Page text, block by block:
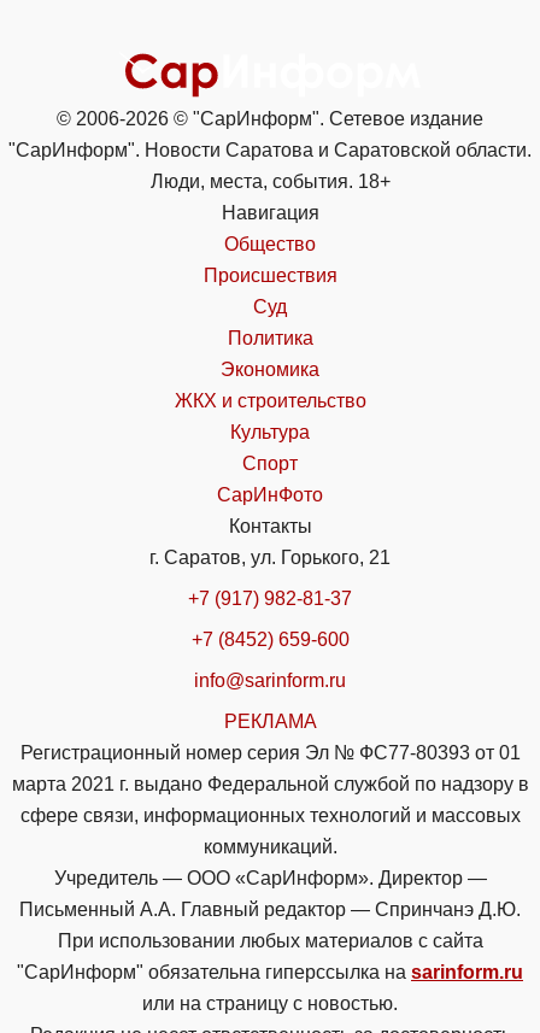
© 2006-2026 © "СарИнформ". Сетевое издание
"СарИнформ". Новости Саратова и Саратовской области.
Люди, места, события. 18+
Навигация
Общество
Происшествия
Суд
Политика
Экономика
ЖКХ и строительство
Культура
Спорт
СарИнФото
Контакты
г. Саратов, ул. Горького, 21
+7 (917) 982-81-37
+7 (8452) 659-600
info@sarinform.ru
РЕКЛАМА
Регистрационный номер серия Эл № ФС77-80393 от 01
марта 2021 г. выдано Федеральной службой по надзору в
сфере связи, информационных технологий и массовых
коммуникаций.
Учредитель — ООО «СарИнформ». Директор —
Письменный А.А. Главный редактор — Спринчанэ Д.Ю.
При использовании любых материалов с сайта
"СарИнформ" обязательна гиперссылка на sarinform.ru
или на страницу с новостью.